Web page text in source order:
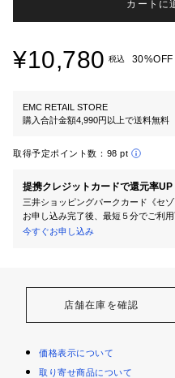
カートに
¥10,780 税込 30%OFF
EMC RETAIL STORE
購入合計金額4,990円以上で送料無料
取得予定ポイント数： 98 pt
提携クレジットカードで還元率UP
三井ショッピングパークカード《セ
お申し込み完了後、最短５分でご利用
今すぐお申し込み
店舗在庫を確認
価格表示について
取り寄せ商品について